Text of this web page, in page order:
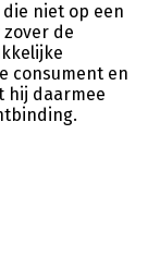
niet op een
de
consument en
hij daarmee